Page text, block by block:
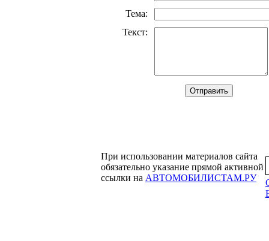
Тема:
Текст:
При использовании материалов сайта
обязательно указание прямой активной
ссылки на АВТОМОБИЛИСТАМ.РУ